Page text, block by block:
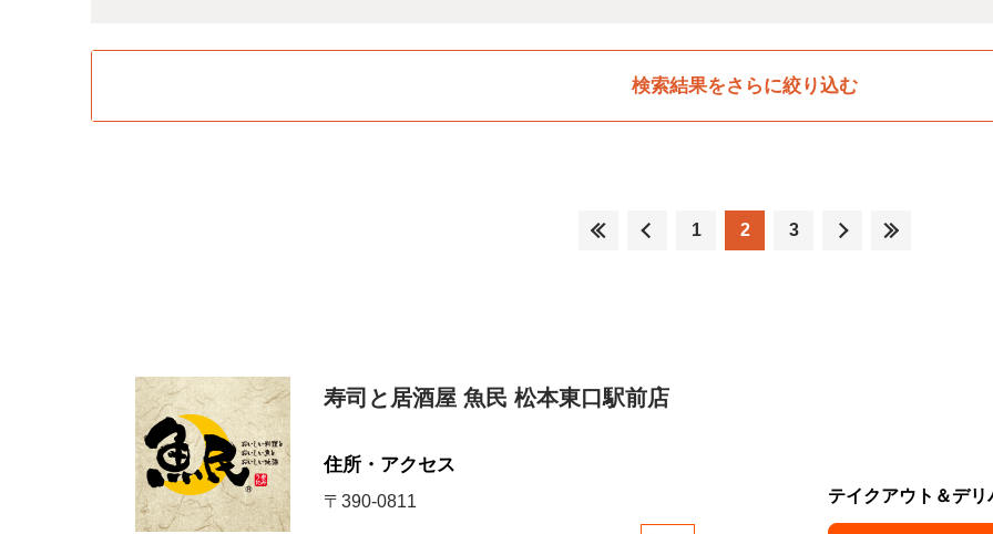
検索結果をさらに絞り込む
1 2 3
寿司と居酒屋 魚民 松本東口駅前店
住所・アクセス
〒390-0811 テイクアウト＆デリ